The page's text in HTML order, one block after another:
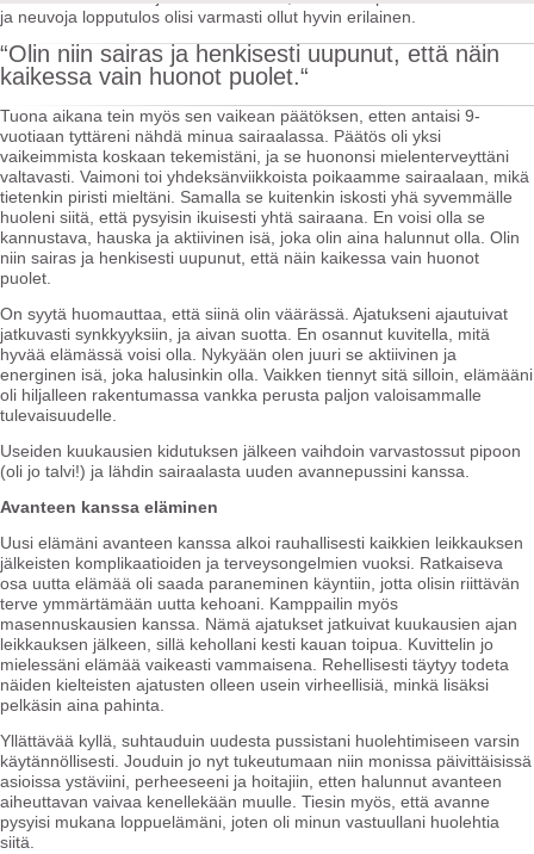
ja neuvoja lopputulos olisi varmasti ollut hyvin erilainen.
“Olin niin sairas ja henkisesti uupunut, että näin
kaikessa vain huonot puolet.“
Tuona aikana tein myös sen vaikean päätöksen, etten antaisi 9-
vuotiaan tyttäreni nähdä minua sairaalassa. Päätös oli yksi
vaikeimmista koskaan tekemistäni, ja se huononsi mielenterveyttäni
valtavasti. Vaimoni toi yhdeksänviikkoista poikaamme sairaalaan, mikä
tietenkin piristi mieltäni. Samalla se kuitenkin iskosti yhä syvemmälle
huoleni siitä, että pysyisin ikuisesti yhtä sairaana. En voisi olla se
kannustava, hauska ja aktiivinen isä, joka olin aina halunnut olla. Olin
niin sairas ja henkisesti uupunut, että näin kaikessa vain huonot
puolet.
On syytä huomauttaa, että siinä olin väärässä. Ajatukseni ajautuivat
jatkuvasti synkkyyksiin, ja aivan suotta. En osannut kuvitella, mitä
hyvää elämässä voisi olla. Nykyään olen juuri se aktiivinen ja
energinen isä, joka halusinkin olla. Vaikken tiennyt sitä silloin, elämääni
oli hiljalleen rakentumassa vankka perusta paljon valoisammalle
tulevaisuudelle.
Useiden kuukausien kidutuksen jälkeen vaihdoin varvastossut pipoon
(oli jo talvi!) ja lähdin sairaalasta uuden avannepussini kanssa.
Avanteen kanssa eläminen
Uusi elämäni avanteen kanssa alkoi rauhallisesti kaikkien leikkauksen
jälkeisten komplikaatioiden ja terveysongelmien vuoksi. Ratkaiseva
osa uutta elämää oli saada paraneminen käyntiin, jotta olisin riittävän
terve ymmärtämään uutta kehoani. Kamppailin myös
masennuskausien kanssa. Nämä ajatukset jatkuivat kuukausien ajan
leikkauksen jälkeen, sillä kehollani kesti kauan toipua. Kuvittelin jo
mielessäni elämää vaikeasti vammaisena. Rehellisesti täytyy todeta
näiden kielteisten ajatusten olleen usein virheellisiä, minkä lisäksi
pelkäsin aina pahinta.
Yllättävää kyllä, suhtauduin uudesta pussistani huolehtimiseen varsin
käytännöllisesti. Jouduin jo nyt tukeutumaan niin monissa päivittäisissä
asioissa ystäviini, perheeseeni ja hoitajiin, etten halunnut avanteen
aiheuttavan vaivaa kenellekään muulle. Tiesin myös, että avanne
pysyisi mukana loppuelämäni, joten oli minun vastuullani huolehtia
siitä.